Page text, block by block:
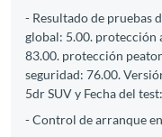
- Resultado de pruebas
global: 5.00. protección
83.00. protección
seguridad: 76.00.
5dr SUV y Fecha del
- Control de arranque